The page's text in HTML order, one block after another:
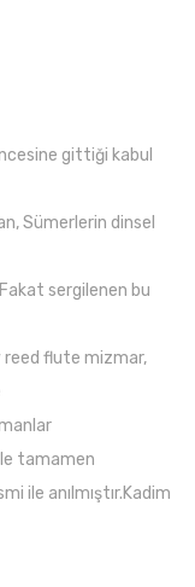
gittiği kabul
Sümerlerin dinsel
sergilenen bu
reed flute mizmar,
tamamen
ile anılmıştır.Kadim